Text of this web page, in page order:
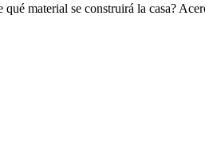
material se construirá la casa?